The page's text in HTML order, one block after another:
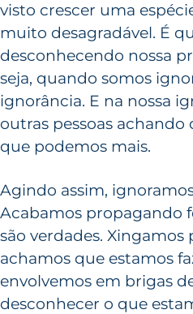
visto crescer uma
muito desagradável. É
desconhecendo nossa
seja, quando somos
ignorância. E na nossa
outras pessoas achando
que podemos mais.
Agindo assim,
Acabamos propagando
são verdades. Xingamos
achamos que estamos
envolvemos em brigas
desconhecer o que